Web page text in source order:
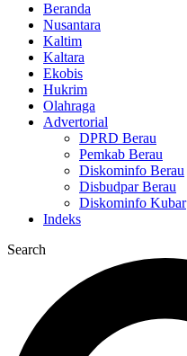
Beranda
Nusantara
Kaltim
Kaltara
Ekobis
Hukrim
Olahraga
Advertorial
DPRD Berau
Pemkab Berau
Diskominfo Berau
Disbudpar Berau
Diskominfo Kubar
Indeks
Search